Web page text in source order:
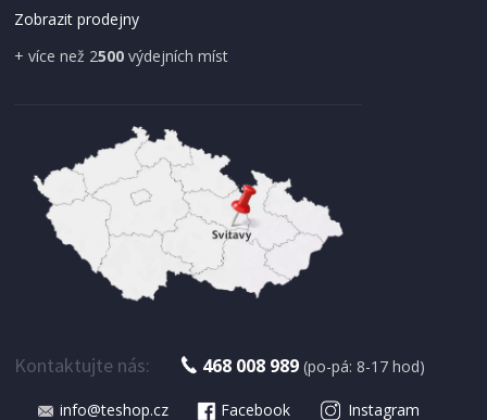
Zobrazit prodejny
+ více než 2500 výdejních míst
Kontaktujte nás: 468 008 989 (po-pá: 8-17 hod)
info@teshop.cz Facebook Instagram